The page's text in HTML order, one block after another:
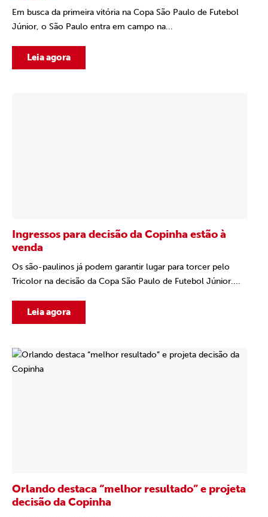
Em busca da primeira vitória na Copa São Paulo de Futebol
Júnior, o São Paulo entra em campo na...
Leia agora
Ingressos para decisão da Copinha estão à
venda
Os são-paulinos já podem garantir lugar para torcer pelo
Tricolor na decisão da Copa São Paulo de Futebol Júnior....
Leia agora
Orlando destaca “melhor resultado” e projeta
decisão da Copinha